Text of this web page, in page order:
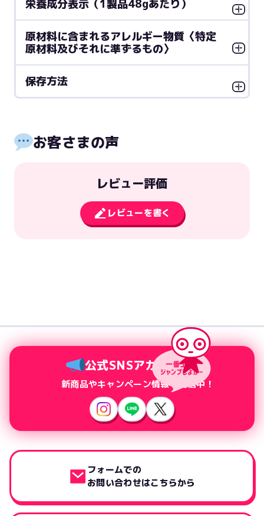
栄養成分表示（1製品48gあたり）
原材料に含まれるアレルギー物質〈特定
原材料及びそれに準ずるもの〉
保存方法
お客さまの声
レビュー評価
レビューを書く
公式SNSアカウント
新商品やキャンペーン情報を配信中！
フォームでの
お問い合わせはこちらから